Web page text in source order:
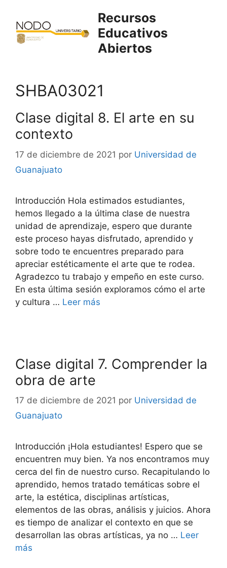
contenido
Recursos
Educativos
Abiertos
SHBA03021
Clase digital 8. El arte en su
contexto
17 de diciembre de 2021 por Universidad de
Guanajuato
Introducción Hola estimados estudiantes,
hemos llegado a la última clase de nuestra
unidad de aprendizaje, espero que durante
este proceso hayas disfrutado, aprendido y
sobre todo te encuentres preparado para
apreciar estéticamente el arte que te rodea.
Agradezco tu trabajo y empeño en este curso.
En esta última sesión exploramos cómo el arte
y cultura … Leer más
Clase digital 7. Comprender la
obra de arte
17 de diciembre de 2021 por Universidad de
Guanajuato
Introducción ¡Hola estudiantes! Espero que se
encuentren muy bien. Ya nos encontramos muy
cerca del fin de nuestro curso. Recapitulando lo
aprendido, hemos tratado temáticas sobre el
arte, la estética, disciplinas artísticas,
elementos de las obras, análisis y juicios. Ahora
es tiempo de analizar el contexto en que se
desarrollan las obras artísticas, ya no … Leer
más